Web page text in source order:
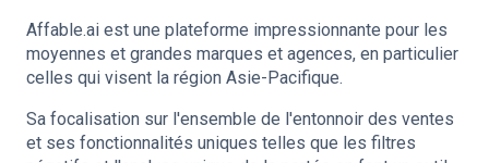
Affable.ai est une plateforme impressionnante pour les
moyennes et grandes marques et agences, en particulier
celles qui visent la région Asie-Pacifique.
Sa focalisation sur l'ensemble de l'entonnoir des ventes
et ses fonctionnalités uniques telles que les filtres